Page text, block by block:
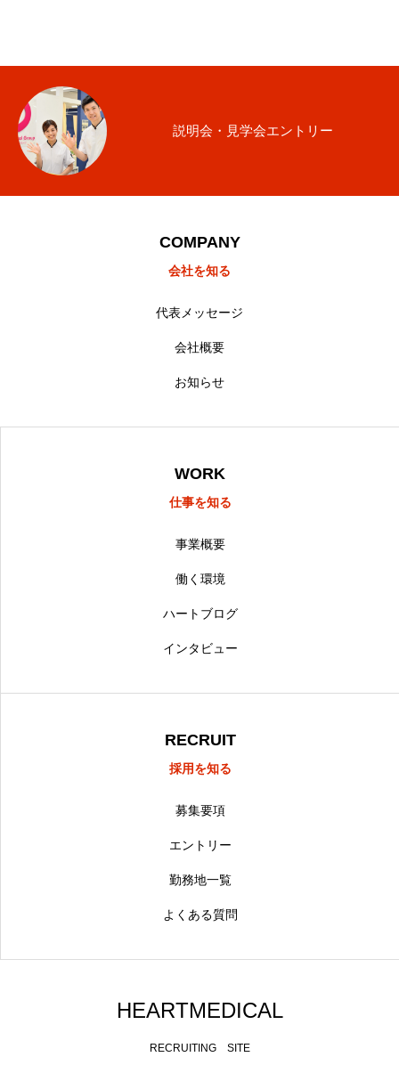
説明会・見学会エントリー
COMPANY
会社を知る
代表メッセージ
会社概要
お知らせ
WORK
仕事を知る
事業概要
働く環境
ハートブログ
インタビュー
RECRUIT
採用を知る
募集要項
エントリー
勤務地一覧
よくある質問
HEARTMEDICAL
RECRUITING SITE